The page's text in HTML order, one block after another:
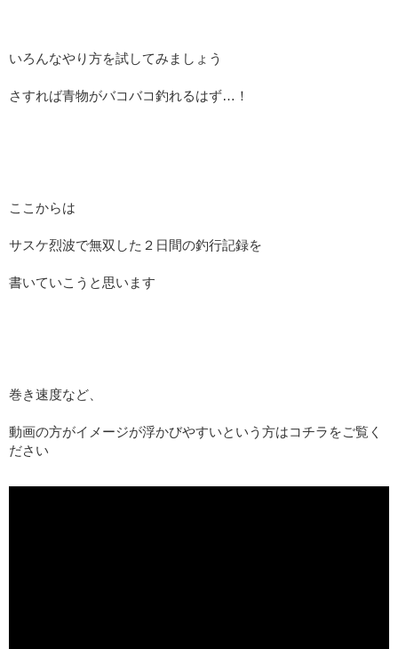
いろんなやり方を試してみましょう
さすれば青物がバコバコ釣れるはず…！
ここからは
サスケ烈波で無双した２日間の釣行記録を
書いていこうと思います
巻き速度など、
動画の方がイメージが浮かびやすいという方はコチラをご覧く
ださい